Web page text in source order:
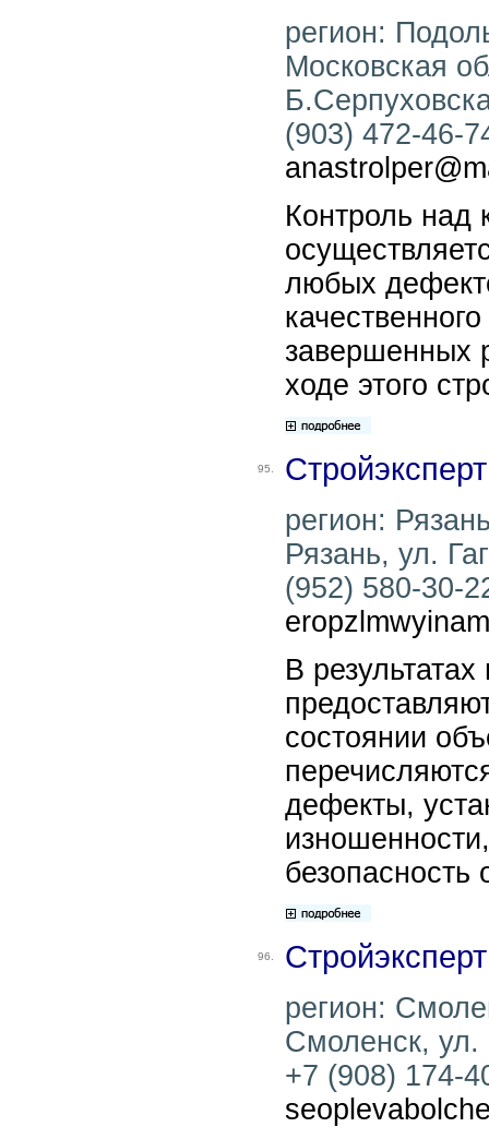
регион:
Московская
(903) 472-46-
Контроль над
любых
завершенных
ходе этого
95.
регион:
Рязань, ул.
(952) 580-30-
В
состоянии
дефекты,
безопасность
96.
регион:
Смоленск,
+7 (908) 174-